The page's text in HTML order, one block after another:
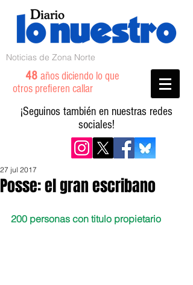
Noticias de Zona Norte
48 años diciendo lo que
otros prefieren callar
¡Seguinos también en nuestras redes
sociales!
Posse: el gran escribano
27 jul 2017
200 personas con titulo propietario